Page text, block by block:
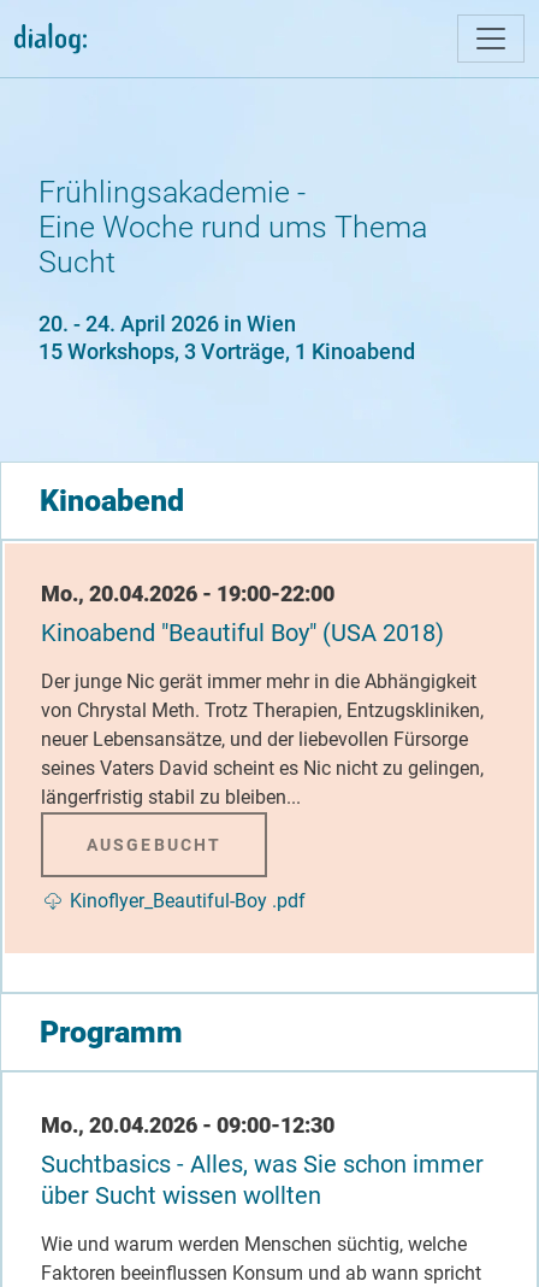
Frühlingsakademie -
Eine Woche rund ums Thema
Sucht
20. - 24. April 2026 in Wien
15 Workshops, 3 Vorträge, 1 Kinoabend
Kinoabend
Datum / Uhrzeit
Mo., 20.04.2026 - 19:00-22:00
Kinoabend "Beautiful Boy" (USA 2018)
Der junge Nic gerät immer mehr in die Abhängigkeit
von Chrystal Meth. Trotz Therapien, Entzugskliniken,
neuer Lebensansätze, und der liebevollen Fürsorge
seines Vaters David scheint es Nic nicht zu gelingen,
längerfristig stabil zu bleiben...
AUSGEBUCHT
Dokument
Kinoflyer_Beautiful-Boy .pdf
Programm
Datum / Uhrzeit
Mo., 20.04.2026 - 09:00-12:30
Suchtbasics - Alles, was Sie schon immer
über Sucht wissen wollten
Wie und warum werden Menschen süchtig, welche
Faktoren beeinflussen Konsum und ab wann spricht